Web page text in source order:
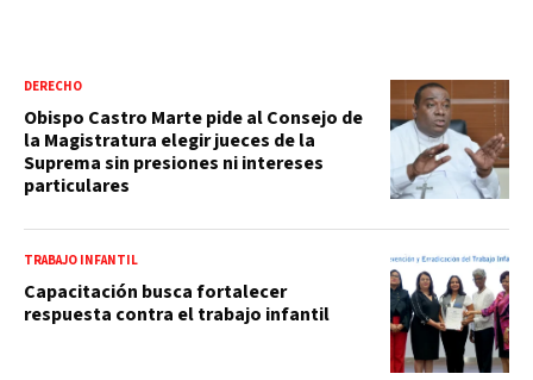
DERECHO
Obispo Castro Marte pide al Consejo de
la Magistratura elegir jueces de la
Suprema sin presiones ni intereses
particulares
TRABAJO INFANTIL
Capacitación busca fortalecer
respuesta contra el trabajo infantil